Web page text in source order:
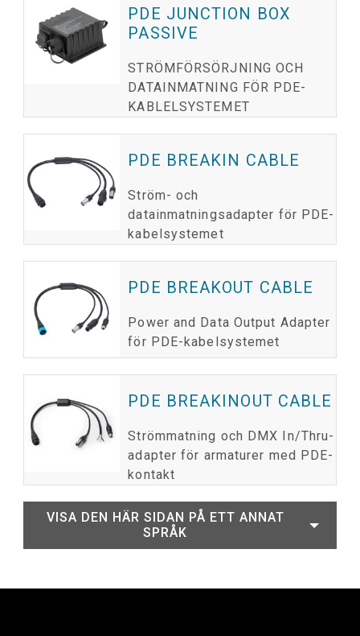
PDE JUNCTION BOX
PASSIVE
STRÖMFÖRSÖRJNING OCH
DATAINMATNING FÖR PDE-
KABLELSYSTEMET
PDE BREAKIN CABLE
Ström- och
datainmatningsadapter för PDE-
kabelsystemet
PDE BREAKOUT CABLE
Power and Data Output Adapter
för PDE-kabelsystemet
PDE BREAKINOUT CABLE
Strömmatning och DMX In/Thru-
adapter för armaturer med PDE-
kontakt
VISA DEN HÄR SIDAN PÅ ETT ANNAT
SPRÅK